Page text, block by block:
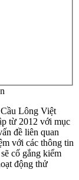
Lông Việt
từ 2012 với mục
đề liên quan
với các thông tin
cố gắng kiểm
động thử